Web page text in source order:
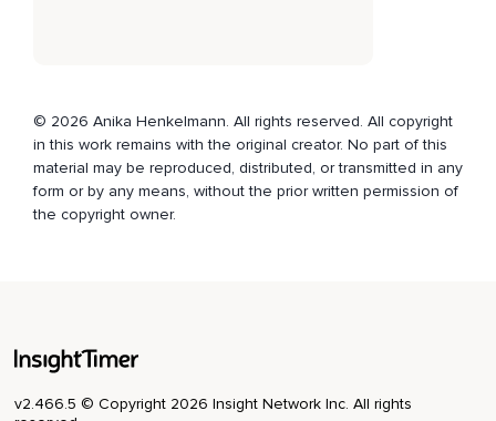
Atme einmal tief ein und aus.
Kreise langsam deine Handgelenke,
Folge den Impulsen deines Körpers.
1.
© 2026 Anika Henkelmann. All rights reserved. All copyright
in this work remains with the original creator. No part of this
material may be reproduced, distributed, or transmitted in any
form or by any means, without the prior written permission of
the copyright owner.
v2.466.5 © Copyright 2026 Insight Network Inc. All rights